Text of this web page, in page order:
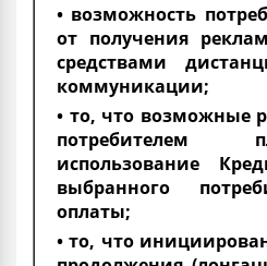
• возможность
от получения
средствами
коммуникации;
• то, что возможные
потребителем
использование
выбранного
оплаты;
• то, что